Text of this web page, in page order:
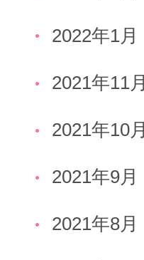
2022年1月
2021年11月
2021年10月
2021年9月
2021年8月